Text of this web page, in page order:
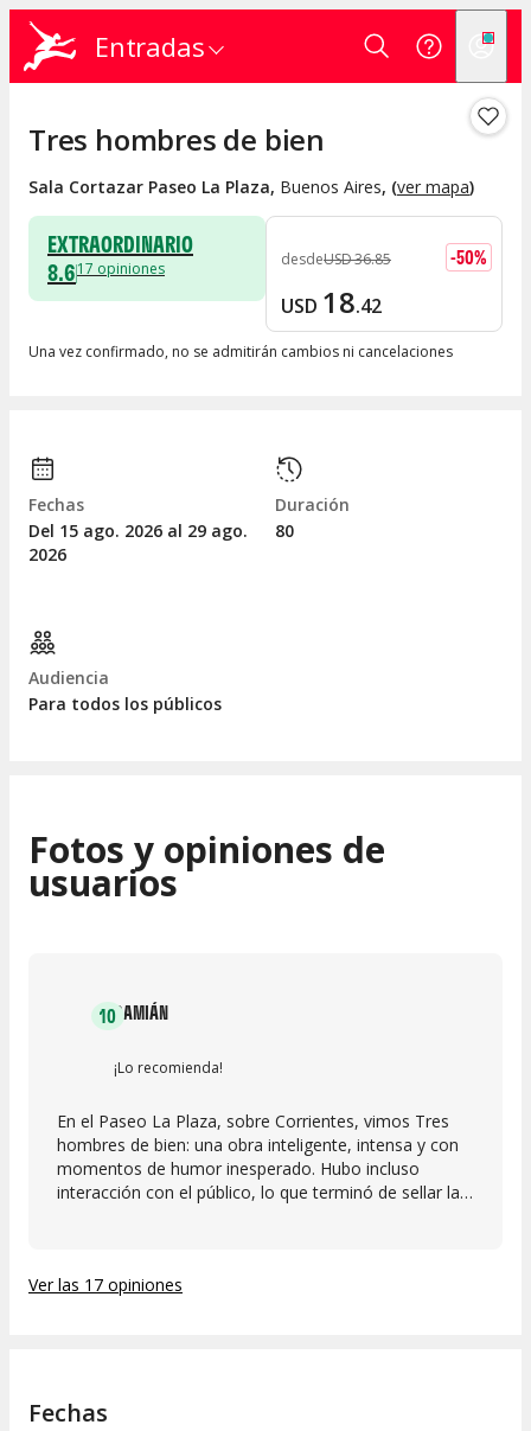
Entradas
Tres hombres de bien
Sala Cortazar Paseo La Plaza, Buenos Aires, (ver mapa)
EXTRAORDINARIO
8.617 opiniones desdeUSD36.85 -50%
USD 18.42
Una vez confirmado, no se admitirán cambios ni cancelaciones
Fechas
Del 15 ago. 2026 al 29 ago.
2026
Duración
80
Audiencia
Para todos los públicos
Fotos y opiniones de
usuarios
10DAMIÁN
¡Lo recomienda!
En el Paseo La Plaza, sobre Corrientes, vimos Tres
hombres de bien: una obra inteligente, intensa y con
momentos de humor inesperado. Hubo incluso
interacción con el público, lo que terminó de sellar la
Ver las 17 opiniones
Fechas